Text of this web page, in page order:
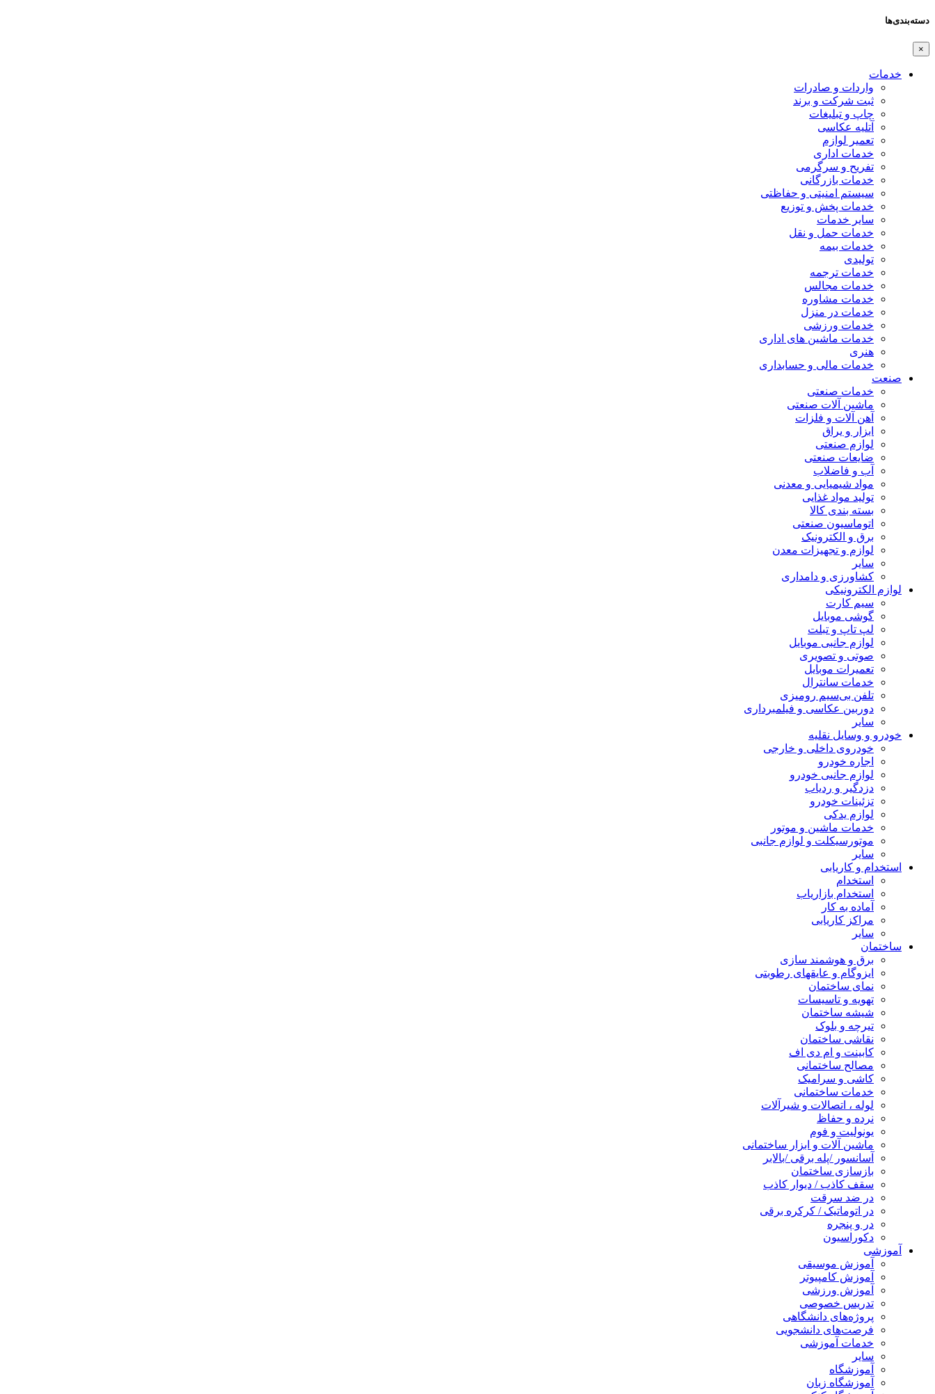
دسته‌بندی‌ها
×
خدمات
واردات و صادرات
ثبت شرکت و برند
چاپ و تبلیغات
آتلیه عکاسی
تعمیر لوازم
خدمات اداری
تفریح و سرگرمی
خدمات بازرگانی
سیستم امنیتی و حفاظتی
خدمات پخش و توزیع
سایر خدمات
خدمات حمل و نقل
خدمات بیمه
تولیدی
خدمات ترجمه
خدمات مجالس
خدمات مشاوره
خدمات در منزل
خدمات ورزشی
خدمات ماشین های اداری
هنری
خدمات مالی و حسابداری
صنعت
خدمات صنعتی
ماشین آلات صنعتی
آهن آلات و فلزات
ابزار و یراق
لوازم صنعتی
ضایعات صنعتی
آب و فاضلاب
مواد شیمیایی و معدنی
تولید مواد غذایی
بسته بندی کالا
اتوماسیون صنعتی
برق و الکترونیک
لوازم و تجهیزات معدن
سایر
کشاورزی و دامداری
لوازم الکترونیکی
سیم کارت
گوشی موبایل
لپ تاپ و تبلت
لوازم جانبی موبایل
صوتی و تصویری
تعمیرات موبایل
خدمات سانترال
تلفن بی‌سیم رومیزی
دوربین عکاسی و فیلمبرداری
سایر
خودرو و وسایل نقلیه
خودروی داخلی و خارجی
اجاره خودرو
لوازم جانبی خودرو
دزدگیر و ردیاب
تزئینات خودرو
لوازم یدکی
خدمات ماشین و موتور
موتورسیکلت و لوازم جانبی
سایر
استخدام و کاریابی
استخدام
استخدام بازاریاب
آماده به کار
مراکز کاریابی
سایر
ساختمان
برق و هوشمند سازی
ایزوگام و عایقهای رطوبتی
نمای ساختمان
تهویه و تاسیسات
شیشه ساختمان
تیرچه و بلوک
نقاشی ساختمان
کابینت و ام دی اف
مصالح ساختمانی
کاشی و سرامیک
خدمات ساختمانی
لوله ، اتصالات و شیرآلات
نرده و حفاظ
یونولیت و فوم
ماشین آلات و ابزار ساختمانی
آسانسور /پله برقی /بالابر
بازسازی ساختمان
سقف کاذب / دیوار کاذب
در ضد سرقت
در اتوماتیک / کرکره برقی
در و پنجره
دکوراسیون
آموزشی
آموزش موسیقی
آموزش کامپیوتر
آموزش ورزشی
تدریس خصوصی
پروژه‌های دانشگاهی
فرصت‌های دانشجویی
خدمات آموزشی
سایر
آموزشگاه
آموزشگاه زبان